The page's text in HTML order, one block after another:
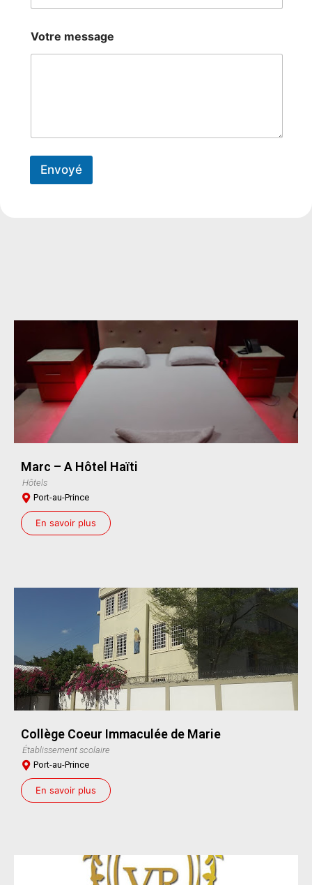
Votre message
Envoyé
Marc – A Hôtel Haïti
Hôtels
Port-au-Prince
En savoir plus
Collège Coeur Immaculée de Marie
Établissement scolaire
Port-au-Prince
En savoir plus